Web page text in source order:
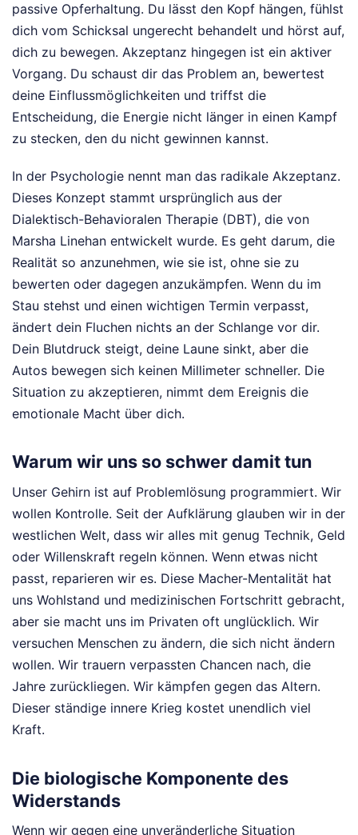
passive Opferhaltung. Du lässt den Kopf hängen, fühlst
dich vom Schicksal ungerecht behandelt und hörst auf,
dich zu bewegen. Akzeptanz hingegen ist ein aktiver
Vorgang. Du schaust dir das Problem an, bewertest
deine Einflussmöglichkeiten und triffst die
Entscheidung, die Energie nicht länger in einen Kampf
zu stecken, den du nicht gewinnen kannst.
In der Psychologie nennt man das radikale Akzeptanz.
Dieses Konzept stammt ursprünglich aus der
Dialektisch-Behavioralen Therapie (DBT), die von
Marsha Linehan entwickelt wurde. Es geht darum, die
Realität so anzunehmen, wie sie ist, ohne sie zu
bewerten oder dagegen anzukämpfen. Wenn du im
Stau stehst und einen wichtigen Termin verpasst,
ändert dein Fluchen nichts an der Schlange vor dir.
Dein Blutdruck steigt, deine Laune sinkt, aber die
Autos bewegen sich keinen Millimeter schneller. Die
Situation zu akzeptieren, nimmt dem Ereignis die
emotionale Macht über dich.
Warum wir uns so schwer damit tun
Unser Gehirn ist auf Problemlösung programmiert. Wir
wollen Kontrolle. Seit der Aufklärung glauben wir in der
westlichen Welt, dass wir alles mit genug Technik, Geld
oder Willenskraft regeln können. Wenn etwas nicht
passt, reparieren wir es. Diese Macher-Mentalität hat
uns Wohlstand und medizinischen Fortschritt gebracht,
aber sie macht uns im Privaten oft unglücklich. Wir
versuchen Menschen zu ändern, die sich nicht ändern
wollen. Wir trauern verpassten Chancen nach, die
Jahre zurückliegen. Wir kämpfen gegen das Altern.
Dieser ständige innere Krieg kostet unendlich viel
Kraft.
Die biologische Komponente des
Widerstands
Wenn wir gegen eine unveränderliche Situation